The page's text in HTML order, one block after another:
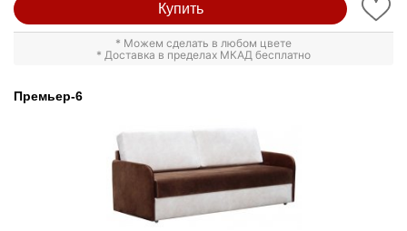
Купить
* Можем сделать в любом цвете
* Доставка в пределах МКАД бесплатно
Премьер-6